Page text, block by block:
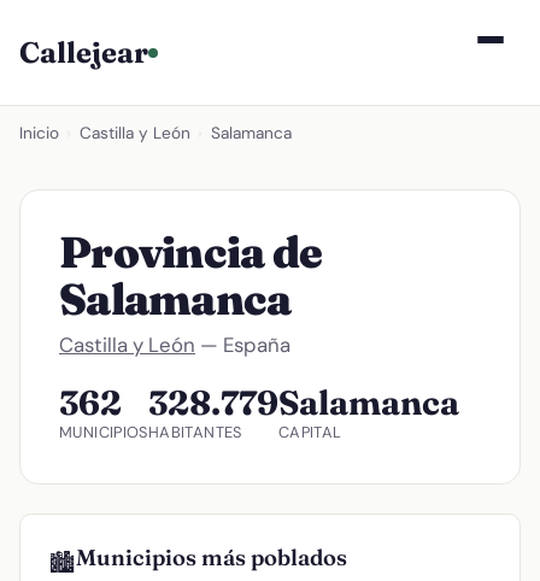
Callejear
Inicio Castilla y León Salamanca
Provincia de
Salamanca
Castilla y León — España
362
MUNICIPIOS
328.779
HABITANTES
Salamanca
CAPITAL
🏙️Municipios más poblados